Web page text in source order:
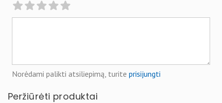
Norėdami palikti atsiliepimą, turite prisijungti
Peržiūrėti produktai